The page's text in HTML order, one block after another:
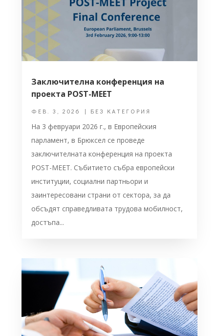
Заключителна конференция на
проекта POST-MEET
ФЕВ. 3, 2026 | БЕЗ КАТЕГОРИЯ
На 3 февруари 2026 г., в Европейския
парламент, в Брюксел се проведе
заключителната конференция на проекта
POST-MEET. Събитието събра европейски
институции, социални партньори и
заинтересовани страни от сектора, за да
обсъдят справедливата трудова мобилност,
достъпа...